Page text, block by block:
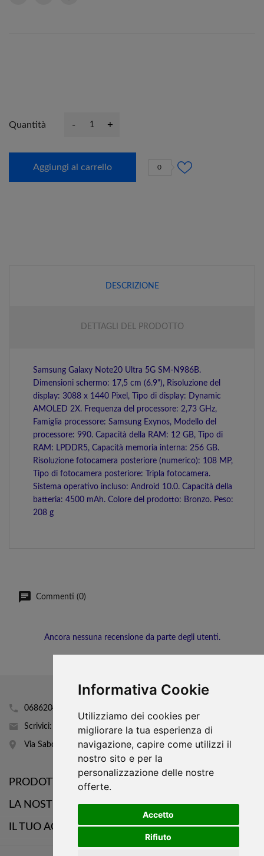
Informativa Cookie
Utilizziamo dei cookies per
migliorare la tua esperienza di
navigazione, capire come utilizzi il
nostro sito e per la
personalizzazione delle nostre
offerte.
Accetto
Rifiuto
Quantità - +
Aggiungi al carrello 0
DESCRIZIONE
DETTAGLI DEL PRODOTTO
Samsung Galaxy Note20 Ultra 5G SM-N986B.
Dimensioni schermo: 17,5 cm (6.9"), Risoluzione del
display: 3088 x 1440 Pixel, Tipo di display: Dynamic
AMOLED 2X. Frequenza del processore: 2,73 GHz,
Famiglia processore: Samsung Exynos, Modello del
processore: 990. Capacità della RAM: 12 GB, Tipo di
RAM: LPDDR5, Capacità memoria interna: 256 GB.
Risoluzione fotocamera posteriore (numerico): 108 MP,
Tipo di fotocamera posteriore: Tripla fotocamera.
Sistema operativo incluso: Android 10.0. Capacità della
batteria: 4500 mAh. Colore del prodotto: Bronzo. Peso:
208 g
Commenti (0)
Ancora nessuna recensione da parte degli utenti.
0686204160
Scrivici: info@mobhi.it
Via Sabotino 43
PRODOTTI
LA NOSTRA AZIENDA 
IL TUO ACCOUNT 